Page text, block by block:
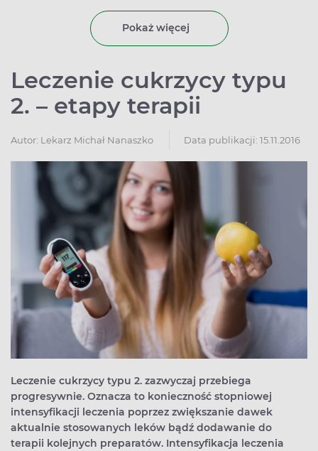
Pokaż więcej
Leczenie cukrzycy typu
2. – etapy terapii
Autor: Lekarz Michał Nanaszko Data publikacji: 15.11.2016
Leczenie cukrzycy typu 2. zazwyczaj przebiega
progresywnie. Oznacza to konieczność stopniowej
intensyfikacji leczenia poprzez zwiększanie dawek
aktualnie stosowanych leków bądź dodawanie do
terapii kolejnych preparatów. Intensyfikacja leczenia